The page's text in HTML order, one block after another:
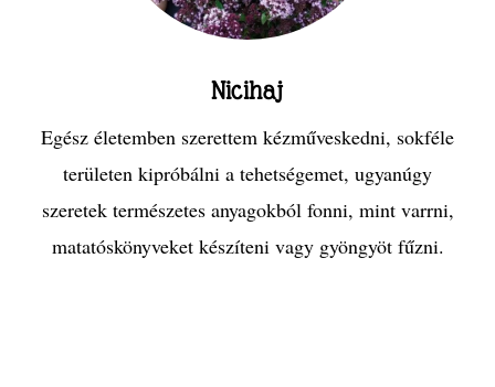
Nicihaj
Egész életemben szerettem kézműveskedni, sokféle
területen kipróbálni a tehetségemet, ugyanúgy
szeretek természetes anyagokból fonni, mint varrni,
matatóskönyveket készíteni vagy gyöngyöt fűzni.